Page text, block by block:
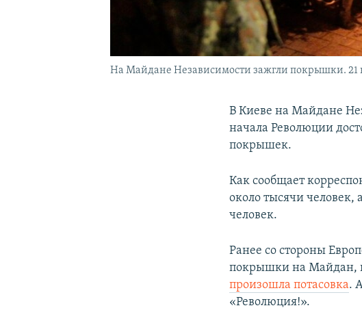
На Майдане Независимости зажгли покрышки. 21
В Киеве на Майдане
начала Революции
покрышек.
Как сообщает
около тысячи
человек.
Ранее со стороны
покрышки на Майдан,
произошла потасовка.
«Революция!».